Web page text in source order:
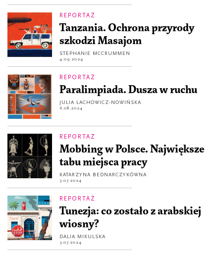
REPORTAŻ
Tanzania. Ochrona przyrody
szkodzi Masajom
STEPHANIE MCCRUMMEN
4.09.2024
REPORTAŻ
Paralimpiada. Dusza w ruchu
JULIA LACHOWICZ-NOWIŃSKA
6.08.2024
REPORTAŻ
Mobbing w Polsce. Największe
tabu miejsca pracy
KATARZYNA BEDNARCZYKÓWNA
3.07.2024
REPORTAŻ
Tunezja: co zostało z arabskiej
wiosny?
DALIA MIKULSKA
3.07.2024